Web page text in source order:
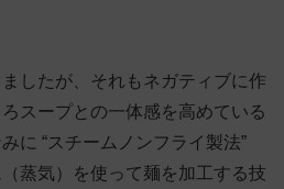
したが、それもネガティブに作
スープとの一体感を高めている
に “スチームノンフライ製法”
蒸気）を使って麺を加工する技